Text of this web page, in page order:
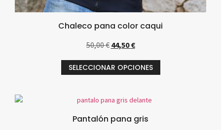
Chaleco pana color caqui
50,00€ 44,50€
SELECCIONAR OPCIONES
Pantalón pana gris